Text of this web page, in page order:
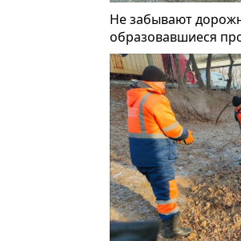
Не забывают
образовавшиеся